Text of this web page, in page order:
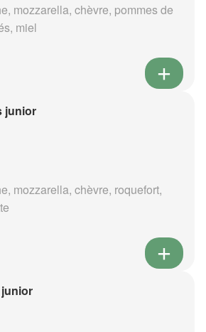
mozzarella, chèvre, pommes de
miel
junior
mozzarella, chèvre, roquefort,